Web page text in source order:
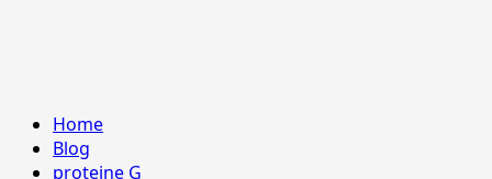
Home
Blog
proteine G